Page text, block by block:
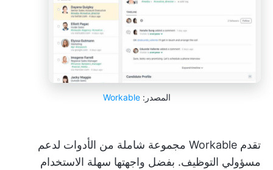
المصدر:Workable
تقدم Workable مجموعة شاملة من الأدوات لدعم
مسؤولي التوظيف. بفضل واجهتها سهلة الاستخدام